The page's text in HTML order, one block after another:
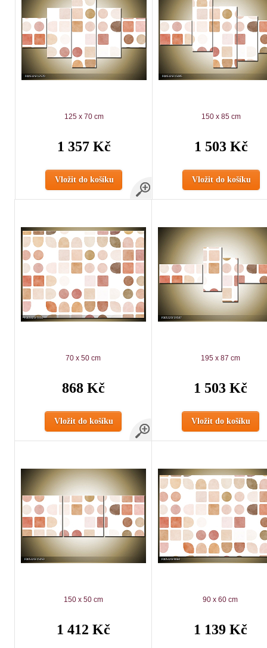
125 x 70 cm
1 357 Kč
Vložit do košíku
150 x 85 cm
1 503 Kč
Vložit do košíku
70 x 50 cm
868 Kč
Vložit do košíku
195 x 87 cm
1 503 Kč
Vložit do košíku
150 x 50 cm
1 412 Kč
90 x 60 cm
1 139 Kč